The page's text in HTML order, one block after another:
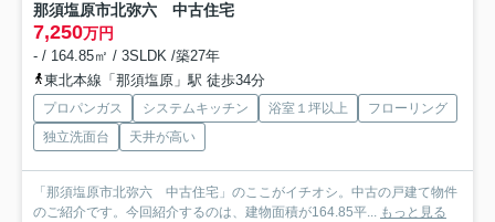
那須塩原市北弥六 中古住宅
7,250万円
- / 164.85㎡ / 3SLDK /築27年
東北本線「那須塩原」駅 徒歩34分
プロパンガス システムキッチン 浴室１坪以上
フローリング
独立洗面台
天井が高い
「那須塩原市北弥六 中古住宅」のここがイチオシ。中古の戸建て物件
のご紹介です。今回紹介するのは、建物面積が164.85平... もっと見る